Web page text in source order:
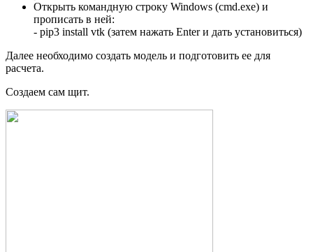
Открыть командную строку Windows (cmd.exe) и
прописать в ней:
- pip3 install vtk (затем нажать Enter и дать установиться)
Далее необходимо создать модель и подготовить ее для
расчета.
Создаем сам щит.